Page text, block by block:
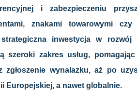
i zabezpieczeniu
znakami towarowymi
inwestycja w
szeroki zakres usług,
zgłoszenie wynalazku, aż po
Europejskiej, a nawet globalnie.